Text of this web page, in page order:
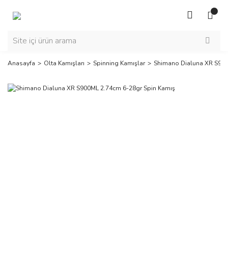
Anasayfa Olta Kamışları Spinning Kamışlar Shimano Dialuna XR